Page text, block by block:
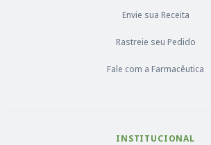
Envie sua Receita
Rastreie seu Pedido
Fale com a Farmacêutica
INSTITUCIONAL